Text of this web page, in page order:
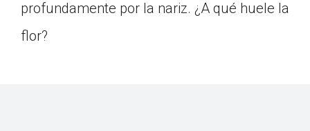
profundamente por la nariz. ¿A qué huele la
flor?